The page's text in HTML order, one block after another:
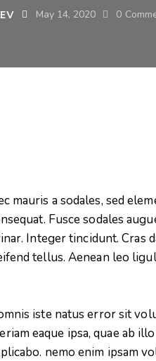
May 14, 2020 0
mauris a sodales, sed
Fusce sodales
Integer tincidunt. Cras
tellus. Aenean leo
iste natus error sit
eaque ipsa, quae ab
nemo enim ipsam